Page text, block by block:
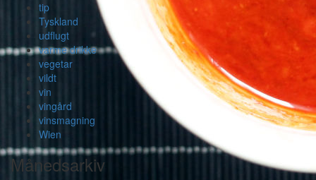
tip
Tyskland
udflugt
varme drikke
vegetar
vildt
vin
vingård
vinsmagning
Wien
Månedsarkiv